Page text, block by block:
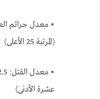
(المرتبة 25 الأعلى)
عشرة الأدنى)